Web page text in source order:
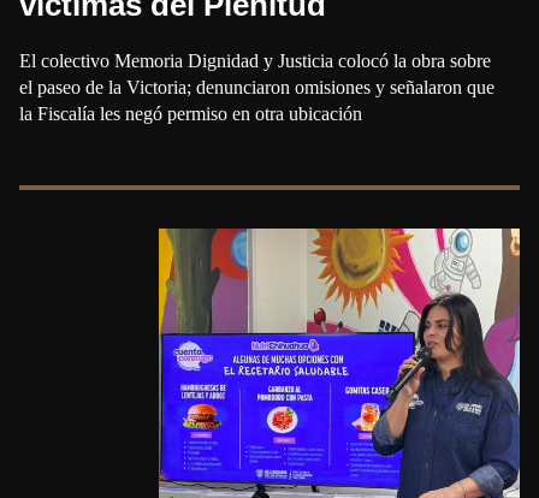
El colectivo Memoria Dignidad y Justicia colocó la obra sobre
el paseo de la Victoria; denunciaron omisiones y señalaron que
la Fiscalía les negó permiso en otra ubicación